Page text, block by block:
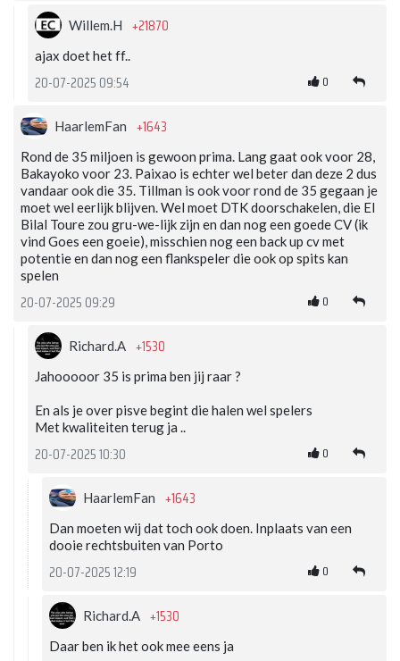
Willem.H +21870
ajax doet het ff..
20-07-2025 09:54 0
HaarlemFan +1643
Rond de 35 miljoen is gewoon prima. Lang gaat ook voor 28,
Bakayoko voor 23. Paixao is echter wel beter dan deze 2 dus
vandaar ook die 35. Tillman is ook voor rond de 35 gegaan je
moet wel eerlijk blijven. Wel moet DTK doorschakelen, die El
Bilal Toure zou gru-we-lijk zijn en dan nog een goede CV (ik
vind Goes een goeie), misschien nog een back up cv met
potentie en dan nog een flankspeler die ook op spits kan
spelen
20-07-2025 09:29 0
Richard.A +1530
Jahooooor 35 is prima ben jij raar ?
En als je over pisve begint die halen wel spelers
Met kwaliteiten terug ja ..
20-07-2025 10:30 0
HaarlemFan +1643
Dan moeten wij dat toch ook doen. Inplaats van een
dooie rechtsbuiten van Porto
20-07-2025 12:19 0
Richard.A +1530
Daar ben ik het ook mee eens ja